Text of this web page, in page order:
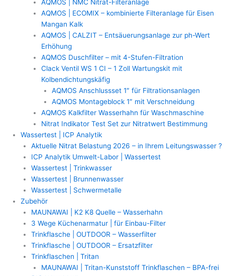
AQMOS | NMC Nitrat-Filteranlage
AQMOS | ECOMIX – kombinierte Filteranlage für Eisen
Mangan Kalk
AQMOS | CALZIT – Entsäuerungsanlage zur ph-Wert
Erhöhung
AQMOS Duschfilter – mit 4-Stufen-Filtration
Clack Ventil WS 1 CI – 1 Zoll Wartungskit mit
Kolbendichtungskäfig
AQMOS Anschlussset 1″ für Filtrationsanlagen
AQMOS Montageblock 1″ mit Verschneidung
AQMOS Kalkfilter Wasserhahn für Waschmaschine
Nitrat Indikator Test Set zur Nitratwert Bestimmung
Wassertest | ICP Analytik
Aktuelle Nitrat Belastung 2026 – in Ihrem Leitungswasser ?
ICP Analytik Umwelt-Labor | Wassertest
Wassertest | Trinkwasser
Wassertest | Brunnenwasser
Wassertest | Schwermetalle
Zubehör
MAUNAWAI | K2 K8 Quelle – Wasserhahn
3 Wege Küchenarmatur | für Einbau-Filter
Trinkflasche | OUTDOOR – Wasserfilter
Trinkflasche | OUTDOOR – Ersatzfilter
Trinkflaschen | Tritan
MAUNAWAI | Tritan-Kunststoff Trinkflaschen – BPA-frei